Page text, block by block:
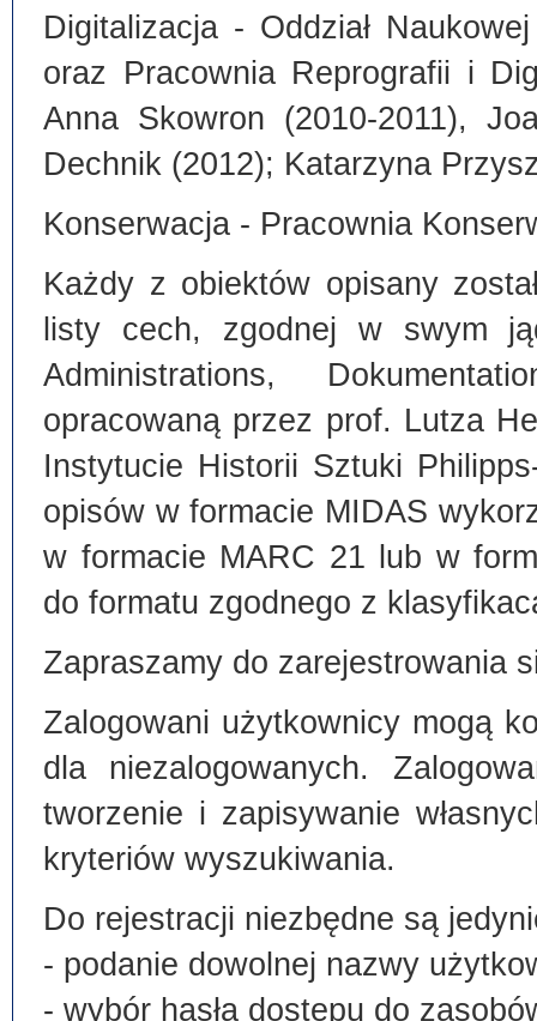
Digitalizacja - Oddział
oraz Pracownia Reprografii i
Anna Skowron (2010-2011),
Dechnik (2012); Katarzyna
Konserwacja - Pracownia
Każdy z obiektów opisany
listy cech, zgodnej w swym
Administrations,
opracowaną przez prof. Lutza
Instytucie Historii Sztuki
opisów w formacie MIDAS
w formacie MARC 21 lub w
do formatu zgodnego z
Zapraszamy do zarejestrowania
Zalogowani użytkownicy mogą
dla niezalogowanych.
tworzenie i zapisywanie
kryteriów wyszukiwania.
Do rejestracji niezbędne są
- podanie dowolnej nazwy
- wybór hasła dostępu do